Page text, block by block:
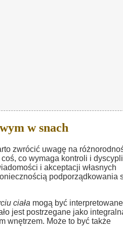
w snach
zwrócić uwagę na
co wymaga kontroli i
i akceptacji własnych
podporządkowania
ciała mogą być
jest postrzegane jako
wnętrzem. Może to być także